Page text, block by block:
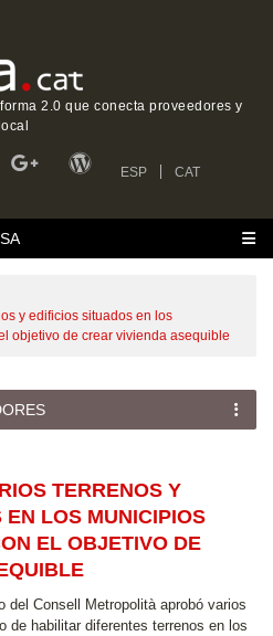
2.0 que conecta proveedores y
ESP CAT
y edificios situados en los
objetivo de crear vivienda asequible
TERRENOS Y
EN LOS MUNICIPIOS
EL OBJETIVO DE
del Consell Metropolità aprobó varios
de habilitar diferentes terrenos en los